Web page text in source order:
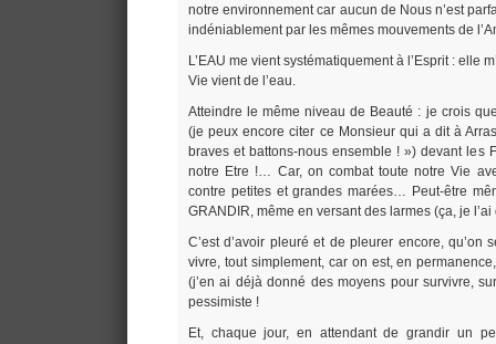
notre environnement car aucun de Nous n’est
indéniablement par les mêmes mouvements de
L’EAU me vient systématiquement à l’Esprit : elle
Vie vient de l’eau.
Atteindre le même niveau de Beauté : je crois
(je peux encore citer ce Monsieur qui a dit à
braves et battons-nous ensemble ! ») devant les
notre Etre !… Car, on combat toute notre Vie
contre petites et grandes marées… Peut-être
GRANDIR, même en versant des larmes (ça, je
C’est d’avoir pleuré et de pleurer encore, qu’on
vivre, tout simplement, car on est, en
(j’en ai déjà donné des moyens pour survivre,
pessimiste !
Et, chaque jour, en attendant de grandir un